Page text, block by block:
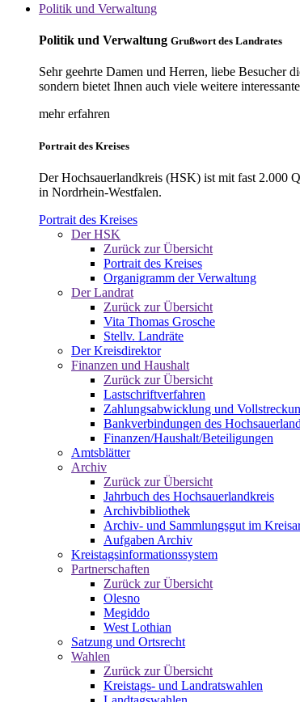
Politik und Verwaltung
Politik und Verwaltung Grußwort des Landrates
Sehr geehrte Damen und Herren, liebe Besucher
sondern bietet Ihnen auch viele weitere
mehr erfahren
Portrait des Kreises
Der Hochsauerlandkreis (HSK) ist mit fast 2.000
in Nordrhein-Westfalen.
Portrait des Kreises
Der HSK
Zurück zur Übersicht
Portrait des Kreises
Organigramm der Verwaltung
Der Landrat
Zurück zur Übersicht
Vita Thomas Grosche
Stellv. Landräte
Der Kreisdirektor
Finanzen und Haushalt
Zurück zur Übersicht
Lastschriftverfahren
Zahlungsabwicklung und
Bankverbindungen des
Finanzen/Haushalt/Beteiligungen
Amtsblätter
Archiv
Zurück zur Übersicht
Jahrbuch des Hochsauerlandkreis
Archivbibliothek
Archiv- und Sammlungsgut im
Aufgaben Archiv
Kreistagsinformationssystem
Partnerschaften
Zurück zur Übersicht
Olesno
Megiddo
West Lothian
Satzung und Ortsrecht
Wahlen
Zurück zur Übersicht
Kreistags- und Landratswahlen